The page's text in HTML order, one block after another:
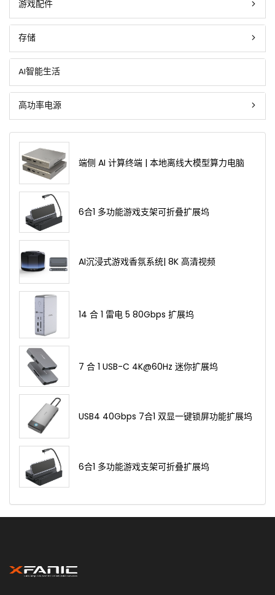
游戏配件
存储
AI智能生活
高功率电源
端侧 AI 计算终端 | 本地离线大模型算力电脑
6合1 多功能游戏支架可折叠扩展坞
AI沉浸式游戏香氛系统| 8K 高清视频
14 合 1 雷电 5 80Gbps 扩展坞
7 合 1 USB-C 4K@60Hz 迷你扩展坞
USB4 40Gbps 7合1 双显一键锁屏功能扩展坞
6合1 多功能游戏支架可折叠扩展坞